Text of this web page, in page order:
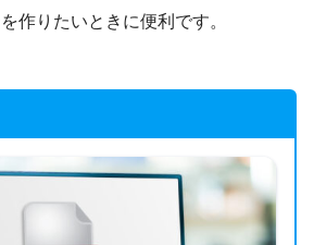
作りたいときに便利です。